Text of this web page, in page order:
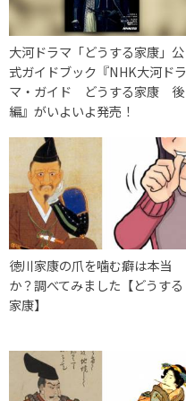
大河ドラマ「どうする家康」公
式ガイドブック『NHK大河ドラ
マ・ガイド どうする家康 後
編』がいよいよ発売！
徳川家康の爪を噛む癖は本当
か？調べてみました【どうする
家康】